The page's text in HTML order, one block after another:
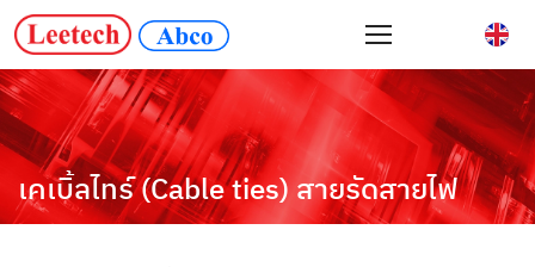
เคเบิ้ลไทร์ (Cable ties) สายรัดสายไฟ